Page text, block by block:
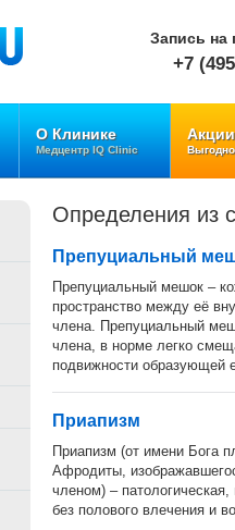
Запись на
+7
О Клинике
Медцентр IQ Clinic
Акции
Определения из
Препуциальный
Препуциальный мешок –
пространство между её
члена. Препуциальный
члена, в норме легко
подвижности образующей
Приапизм
Приапизм (от имени Бога
Афродиты,
членом) –
без полового влечения и